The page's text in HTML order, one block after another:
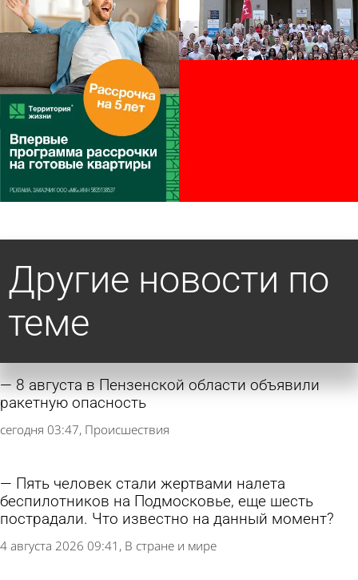
Другие новости по
теме
8 августа в Пензенской области объявили
ракетную опасность
сегодня 03:47 Происшествия
Пять человек стали жертвами налета
беспилотников на Подмосковье, еще шесть
пострадали. Что известно на данный момент?
4 августа 2026 09:41 В стране и мире